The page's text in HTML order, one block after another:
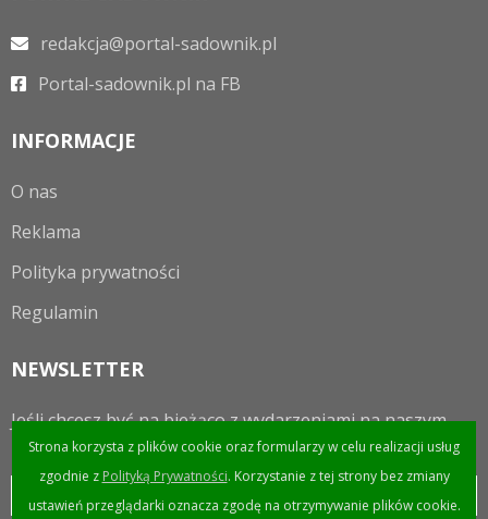
redakcja@portal-sadownik.pl
Portal-sadownik.pl na FB
INFORMACJE
O nas
Reklama
Polityka prywatności
Regulamin
NEWSLETTER
Jeśli chcesz być na bieżąco z wydarzeniami na naszym
portalu to zapraszamy do zapisania się do newslettera.
Strona korzysta z plików cookie oraz formularzy w celu realizacji usług
zgodnie z Polityką Prywatności. Korzystanie z tej strony bez zmiany
ustawień przeglądarki oznacza zgodę na otrzymywanie plików cookie.